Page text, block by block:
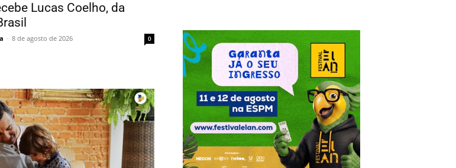
Lucas Coelho, da
- 8 de agosto de 2026 0